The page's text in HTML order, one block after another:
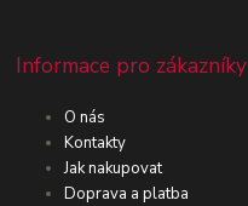
Informace pro zákazníky
O nás
Kontakty
Jak nakupovat
Doprava a platba